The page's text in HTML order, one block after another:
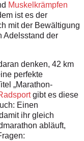
Muskelkrämpfen
ist es der
mit der Bewältigung
Adelsstand der
denken, 42 km
perfekte
„Marathon-
gibt es diese
Einen
ihr gleich
abläuft,